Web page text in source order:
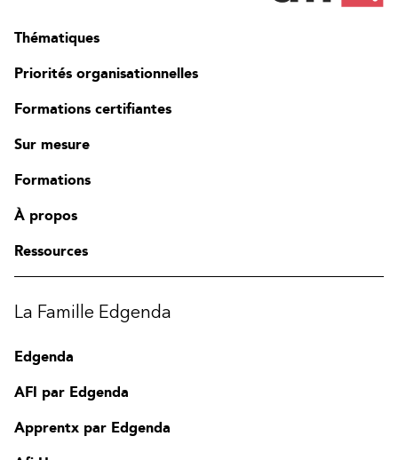
Thématiques
Priorités organisationnelles
Formations certifiantes
Sur mesure
Formations
À propos
Ressources
La Famille Edgenda
Edgenda
AFI par Edgenda
Apprentx par Edgenda